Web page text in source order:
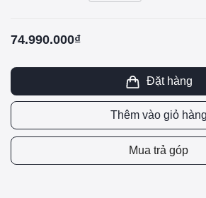
74.990.000₫
Đặt hàng
Thêm vào giỏ hàng
Mua trả góp